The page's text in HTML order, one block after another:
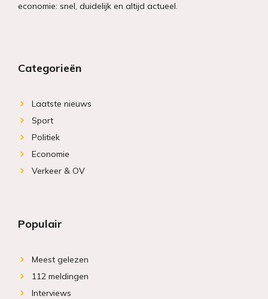
economie: snel, duidelijk en altijd actueel.
Categorieën
Laatste nieuws
Sport
Politiek
Economie
Verkeer & OV
Populair
Meest gelezen
112 meldingen
Interviews